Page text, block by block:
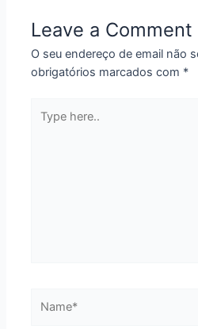
Leave a Comment
O seu endereço de email não
obrigatórios marcados com *
here..